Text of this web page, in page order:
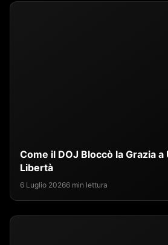
Come il DOJ Bloccò la Grazia
Libertà
6 Luglio 20266 min lettura